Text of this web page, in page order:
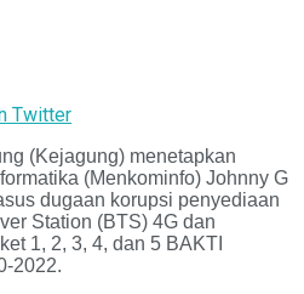
Twitter
(Kejagung) menetapkan
(Menkominfo) Johnny G
dugaan korupsi penyediaan
Station (BTS) 4G dan
1, 2, 3, 4, dan 5 BAKTI
2022.